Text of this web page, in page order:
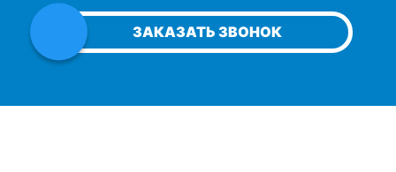
ЗАКАЗАТЬ ЗВОНОК